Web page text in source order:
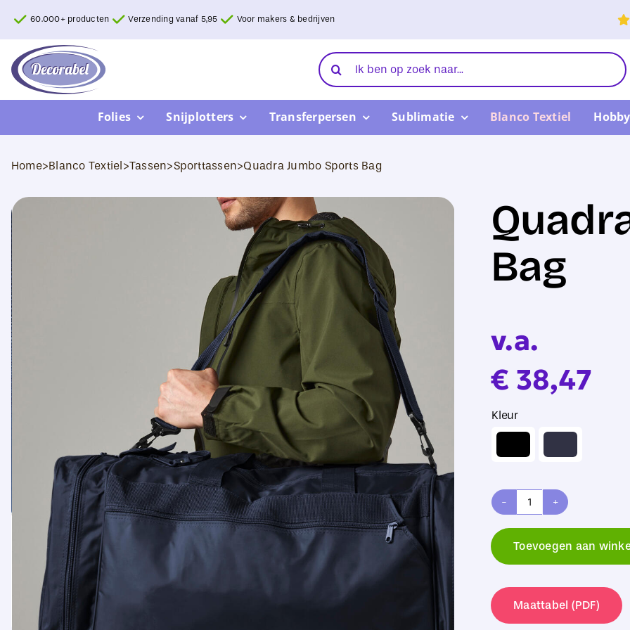
inhoud
60.000+ producten Verzending vanaf 5,95 Voor makers & bedrijven
Zoeken
naar:
Folies Snijplotters Transferpersen Sublimatie Blanco Textiel
Home>Blanco Textiel>Tassen>Sporttassen>Quadra Jumbo Sports Bag
Bag
v.a.
€ 38,47
Kleur
Quadra
Sports
aantal
Toevoegen aan
Maattabel (PDF)